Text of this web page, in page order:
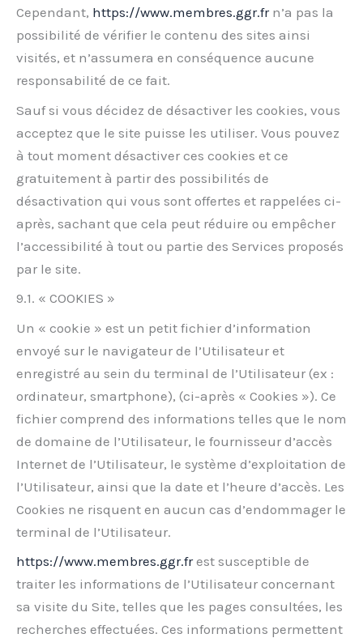
Cependant, https://www.membres.ggr.frn’a pas la
possibilité de vérifier le contenu des sites ainsi
visités, et n’assumera en conséquence aucune
responsabilité de ce fait.
Sauf si vous décidez de désactiver les cookies, vous
acceptez que le site puisse les utiliser. Vous pouvez
à tout moment désactiver ces cookies et ce
gratuitement à partir des possibilités de
désactivation qui vous sont offertes et rappelées ci-
après, sachant que cela peut réduire ou empêcher
l’accessibilité à tout ou partie des Services proposés
par le site.
9.1. « COOKIES »
Un « cookie » est un petit fichier d’information
envoyé sur le navigateur de l’Utilisateur et
enregistré au sein du terminal de l’Utilisateur (ex :
ordinateur, smartphone), (ci-après « Cookies »). Ce
fichier comprend des informations telles que le nom
de domaine de l’Utilisateur, le fournisseur d’accès
Internet de l’Utilisateur, le système d’exploitation de
l’Utilisateur, ainsi que la date et l’heure d’accès. Les
Cookies ne risquent en aucun cas d’endommager le
terminal de l’Utilisateur.
https://www.membres.ggr.frest susceptible de
traiter les informations de l’Utilisateur concernant
sa visite du Site, telles que les pages consultées, les
recherches effectuées. Ces informations permettent